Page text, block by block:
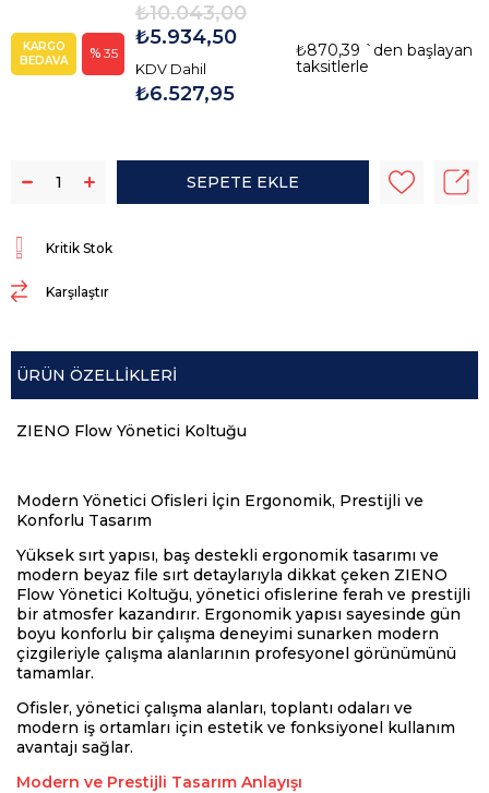
KARGO
BEDAVA
35
₺10.043,00
₺5.934,50
KDV Dahil
₺6.527,95
₺870,39 `den başlayan
taksitlerle
Kritik Stok
Karşılaştır
ÜRÜN ÖZELLIKLERI
ZIENO Flow Yönetici Koltuğu
Modern Yönetici Ofisleri İçin Ergonomik, Prestijli ve
Konforlu Tasarım
Yüksek sırt yapısı, baş destekli ergonomik tasarımı ve
modern beyaz file sırt detaylarıyla dikkat çeken ZIENO
Flow Yönetici Koltuğu, yönetici ofislerine ferah ve prestijli
bir atmosfer kazandırır. Ergonomik yapısı sayesinde gün
boyu konforlu bir çalışma deneyimi sunarken modern
çizgileriyle çalışma alanlarının profesyonel görünümünü
tamamlar.
Ofisler, yönetici çalışma alanları, toplantı odaları ve
modern iş ortamları için estetik ve fonksiyonel kullanım
avantajı sağlar.
Modern ve Prestijli Tasarım Anlayışı